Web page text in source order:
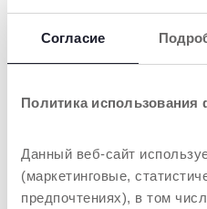
Согласие
Политика использования
Данный веб-сайт
(маркетинговые,
предпочтениях), в том
Стульчик для кормления